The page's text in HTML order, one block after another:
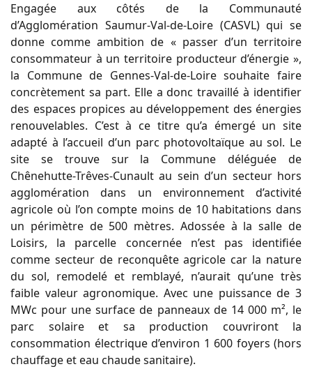
Engagée aux côtés de la Communauté
d’Agglomération Saumur-Val-de-Loire (CASVL) qui se
donne comme ambition de « passer d’un territoire
consommateur à un territoire producteur d’énergie »,
la Commune de Gennes-Val-de-Loire souhaite faire
concrètement sa part. Elle a donc travaillé à identifier
des espaces propices au développement des énergies
renouvelables. C’est à ce titre qu’a émergé un site
adapté à l’accueil d’un parc photovoltaïque au sol. Le
site se trouve sur la Commune déléguée de
Chênehutte-Trêves-Cunault au sein d’un secteur hors
agglomération dans un environnement d’activité
agricole où l’on compte moins de 10 habitations dans
un périmètre de 500 mètres. Adossée à la salle de
Loisirs, la parcelle concernée n’est pas identifiée
comme secteur de reconquête agricole car la nature
du sol, remodelé et remblayé, n’aurait qu’une très
faible valeur agronomique. Avec une puissance de 3
MWc pour une surface de panneaux de 14 000 m², le
parc solaire et sa production couvriront la
consommation électrique d’environ 1 600 foyers (hors
chauffage et eau chaude sanitaire).